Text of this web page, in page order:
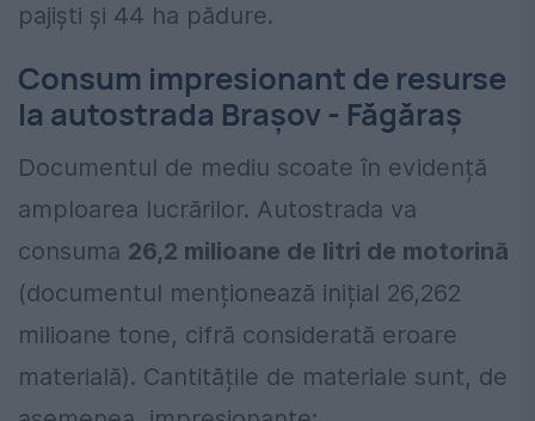
pajiști și 44 ha pădure.
Consum impresionant de resurse
la autostrada Brașov - Făgăraș
Documentul de mediu scoate în evidență
amploarea lucrărilor. Autostrada va
consuma 26,2 milioane de litri de motorină
(documentul menționează inițial 26,262
milioane tone, cifră considerată eroare
materială). Cantitățile de materiale sunt, de